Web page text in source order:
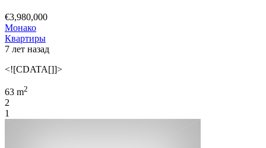
€3,980,000
Монако
Квартиры
7 лет назад
<![CDATA[]]>
63 m2
2
1